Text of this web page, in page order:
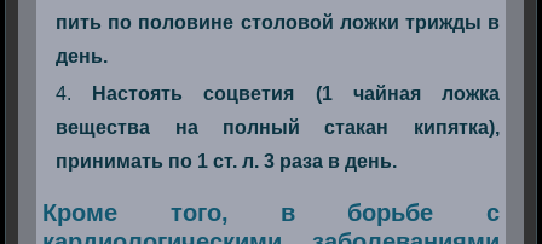
пить по половине столовой ложки трижды в
день.
Настоять соцветия (1 чайная ложка
вещества на полный стакан кипятка),
принимать по 1 ст. л. 3 раза в день.
Кроме того, в борьбе с